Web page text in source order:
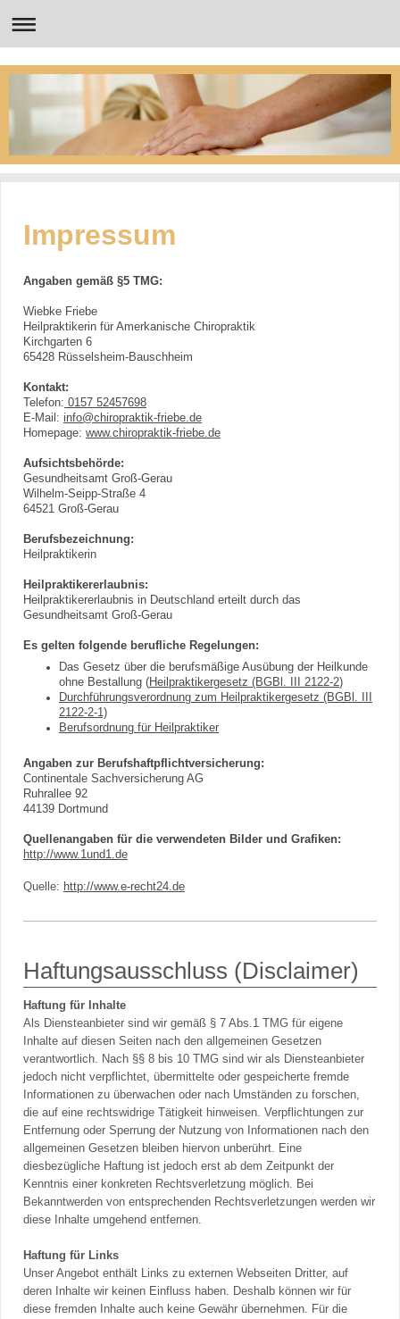
Impressum
Angaben gemäß §5 TMG:
Wiebke Friebe
Heilpraktikerin für Amerkanische Chiropraktik
Kirchgarten 6
65428 Rüsselsheim-Bauschheim
Kontakt:
Telefon: 0157 52457698
E-Mail: info@chiropraktik-friebe.de
Homepage: www.chiropraktik-friebe.de
Aufsichtsbehörde:
Gesundheitsamt Groß-Gerau
Wilhelm-Seipp-Straße 4
64521 Groß-Gerau
Berufsbezeichnung:
Heilpraktikerin
Heilpraktikererlaubnis:
Heilpraktikererlaubnis in Deutschland erteilt durch das
Gesundheitsamt Groß-Gerau
Es gelten folgende berufliche Regelungen:
Das Gesetz über die berufsmäßige Ausübung der Heilkunde
ohne Bestallung (Heilpraktikergesetz (BGBl. III 2122-2)
Durchführungsverordnung zum Heilpraktikergesetz (BGBl. III
2122-2-1)
Berufsordnung für Heilpraktiker
Angaben zur Berufshaftpflichtversicherung:
Continentale Sachversicherung AG
Ruhrallee 92
44139 Dortmund
Quellenangaben für die verwendeten Bilder und Grafiken:
http://www.1und1.de
Quelle: http://www.e-recht24.de
Haftungsausschluss (Disclaimer)
Haftung für Inhalte
Als Diensteanbieter sind wir gemäß § 7 Abs.1 TMG für eigene
Inhalte auf diesen Seiten nach den allgemeinen Gesetzen
verantwortlich. Nach §§ 8 bis 10 TMG sind wir als Diensteanbieter
jedoch nicht verpflichtet, übermittelte oder gespeicherte fremde
Informationen zu überwachen oder nach Umständen zu forschen,
die auf eine rechtswidrige Tätigkeit hinweisen. Verpflichtungen zur
Entfernung oder Sperrung der Nutzung von Informationen nach den
allgemeinen Gesetzen bleiben hiervon unberührt. Eine
diesbezügliche Haftung ist jedoch erst ab dem Zeitpunkt der
Kenntnis einer konkreten Rechtsverletzung möglich. Bei
Bekanntwerden von entsprechenden Rechtsverletzungen werden wir
diese Inhalte umgehend entfernen.
Haftung für Links
Unser Angebot enthält Links zu externen Webseiten Dritter, auf
deren Inhalte wir keinen Einfluss haben. Deshalb können wir für
diese fremden Inhalte auch keine Gewähr übernehmen. Für die